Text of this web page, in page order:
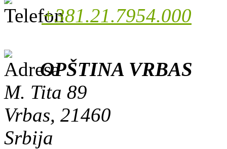
+381.21.7954.000
OPŠTINA VRBAS
M. Tita 89
Vrbas, 21460
Srbija